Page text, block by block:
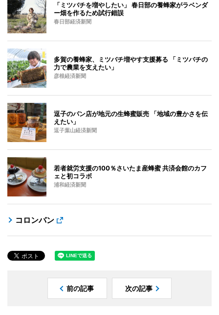
「ミツバチを増やしたい」 春日部の養蜂家がラベンダ
ー畑を作るため試行錯誤
春日部経済新聞
多賀の養蜂家、ミツバチ増やす支援募る 「ミツバチの
力で農業を支えたい」
彦根経済新聞
逗子のパン店が地元の生蜂蜜販売 「地域の豊かさを伝
えたい」
逗子葉山経済新聞
若者就労支援の100％さいたま産蜂蜜 共済会館のカフ
ェと初コラボ
浦和経済新聞
コロンバン
前の記事 次の記事